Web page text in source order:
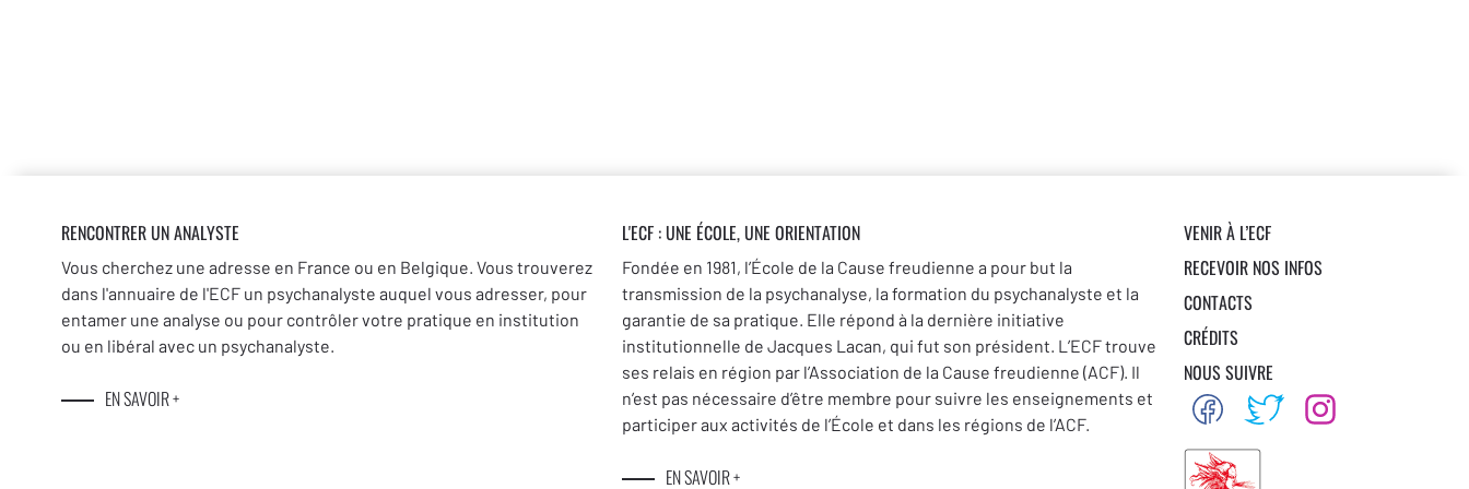
RENCONTRER UN ANALYSTE
Vous cherchez une adresse en France ou en Belgique. Vous trouverez
dans l'annuaire de l'ECF un psychanalyste auquel vous adresser, pour
entamer une analyse ou pour contrôler votre pratique en institution
ou en libéral avec un psychanalyste.
EN SAVOIR +
L'ECF : UNE ÉCOLE, UNE ORIENTATION
Fondée en 1981, l’École de la Cause freudienne a pour but la
transmission de la psychanalyse, la formation du psychanalyste et la
garantie de sa pratique. Elle répond à la dernière initiative
institutionnelle de Jacques Lacan, qui fut son président. L’ECF trouve
ses relais en région par l’Association de la Cause freudienne (ACF). Il
n’est pas nécessaire d’être membre pour suivre les enseignements et
participer aux activités de l’École et dans les régions de l’ACF.
EN SAVOIR +
VENIR À L’ECF
RECEVOIR NOS INFOS
CONTACTS
CRÉDITS
NOUS SUIVRE